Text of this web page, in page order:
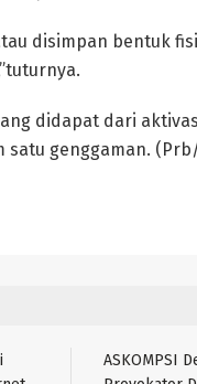
disimpan bentuk
didapat dari
satu genggaman.
ASKOMPSI